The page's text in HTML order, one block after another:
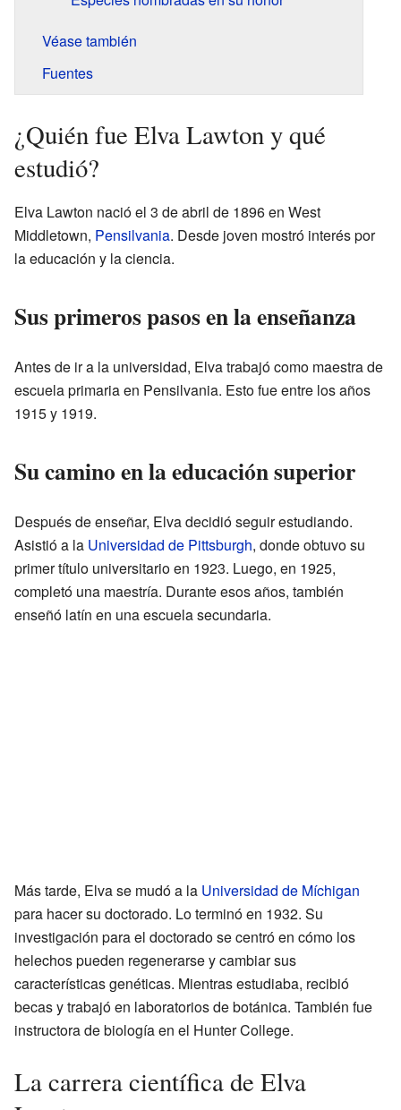
Véase también
Fuentes
¿Quién fue Elva Lawton y qué
estudió?
Elva Lawton nació el 3 de abril de 1896 en West
Middletown, Pensilvania. Desde joven mostró interés por
la educación y la ciencia.
Sus primeros pasos en la enseñanza
Antes de ir a la universidad, Elva trabajó como maestra de
escuela primaria en Pensilvania. Esto fue entre los años
1915 y 1919.
Su camino en la educación superior
Después de enseñar, Elva decidió seguir estudiando.
Asistió a la Universidad de Pittsburgh, donde obtuvo su
primer título universitario en 1923. Luego, en 1925,
completó una maestría. Durante esos años, también
enseñó latín en una escuela secundaria.
Más tarde, Elva se mudó a la Universidad de Míchigan
para hacer su doctorado. Lo terminó en 1932. Su
investigación para el doctorado se centró en cómo los
helechos pueden regenerarse y cambiar sus
características genéticas. Mientras estudiaba, recibió
becas y trabajó en laboratorios de botánica. También fue
instructora de biología en el Hunter College.
La carrera científica de Elva